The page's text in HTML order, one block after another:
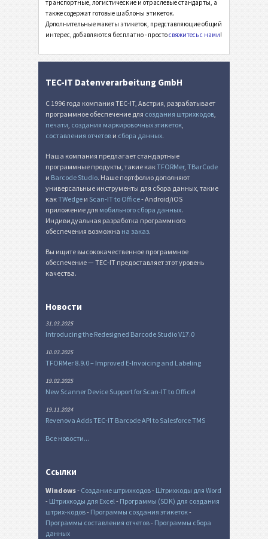
₣ Швейцарский QR-счет
П Прочее
транспортные, логистические и отраслевые стандарты, а
также содержат готовые шаблоны этикеток.
Дополнительные макеты этикеток, представляющие общий
интерес, добавляются бесплатно - простосвяжитесь с нами!
TEC-IT Datenverarbeitung GmbH
С 1996 года компания TEC-IT, Австрия, разрабатывает
программное обеспечение для создания штрихкодов,
печати, создания маркировочных этикеток,
составления отчетов и сбора данных.
Наша компания предлагает стандартные
программные продукты, такие какTFORMer, TBarCode
и Barcode Studio. Наше портфолио дополняют
универсальные инструменты для сбора данных, такие
какTWedge и Scan-IT to Office- Android/iOS
приложение для мобильного сбора данных.
Индивидуальная разработка программного
обеспечения возможна на заказ.
Вы ищите высококачественное программное
обеспечение — TEC-IT предоставляет этот уровень
качества.
Новости
31.03.2025
Introducing the Redesigned Barcode Studio V17.0
10.03.2025
TFORMer 8.9.0 – Improved E-Invoicing and Labeling
19.02.2025
New Scanner Device Support for Scan-IT to Office!
19.11.2024
Revenova Adds TEC-IT Barcode API to Salesforce TMS
Все новости...
Ссылки
Windows- Создание штрихкодов- Штрихкоды для Word
- Штрихкоды для Excel- Программы (SDK) для создания
штрих-кодов- Программы создания этикеток-
Программы составления отчетов- Программы сбора
данных